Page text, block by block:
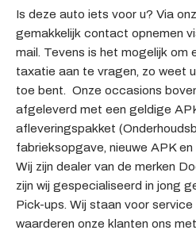
Is deze auto iets voor u? Via
gemakkelijk contact opnemen
mail. Tevens is het mogelijk om
taxatie aan te vragen, zo weet
toe bent. Onze occasions
afgeleverd met een geldige
afleveringspakket
fabrieksopgave, nieuwe APK
Wij zijn dealer van de merken
zijn wij gespecialiseerd in jong
Pick-ups. Wij staan voor
waarderen onze klanten ons